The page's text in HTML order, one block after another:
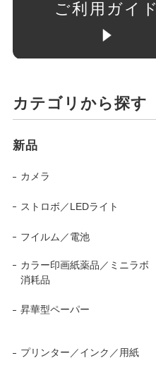
ご利用ガイド
カテゴリから探す
新品
カメラ
ストロボ／LEDライト
フイルム／電池
カラー印画紙薬品／ミニラボ
消耗品
昇華型ペーパー
プリンター／インク／用紙